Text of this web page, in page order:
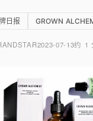
日报 GROWN
2023-07-13约 1